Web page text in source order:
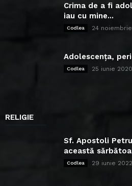
Crima de a fi
iau cu mine...
Codlea 24
Adolescența,
Codlea 25 iunie 2020
RELIGIE
Sf. Apostoli
această
Codlea 29 iunie 2022